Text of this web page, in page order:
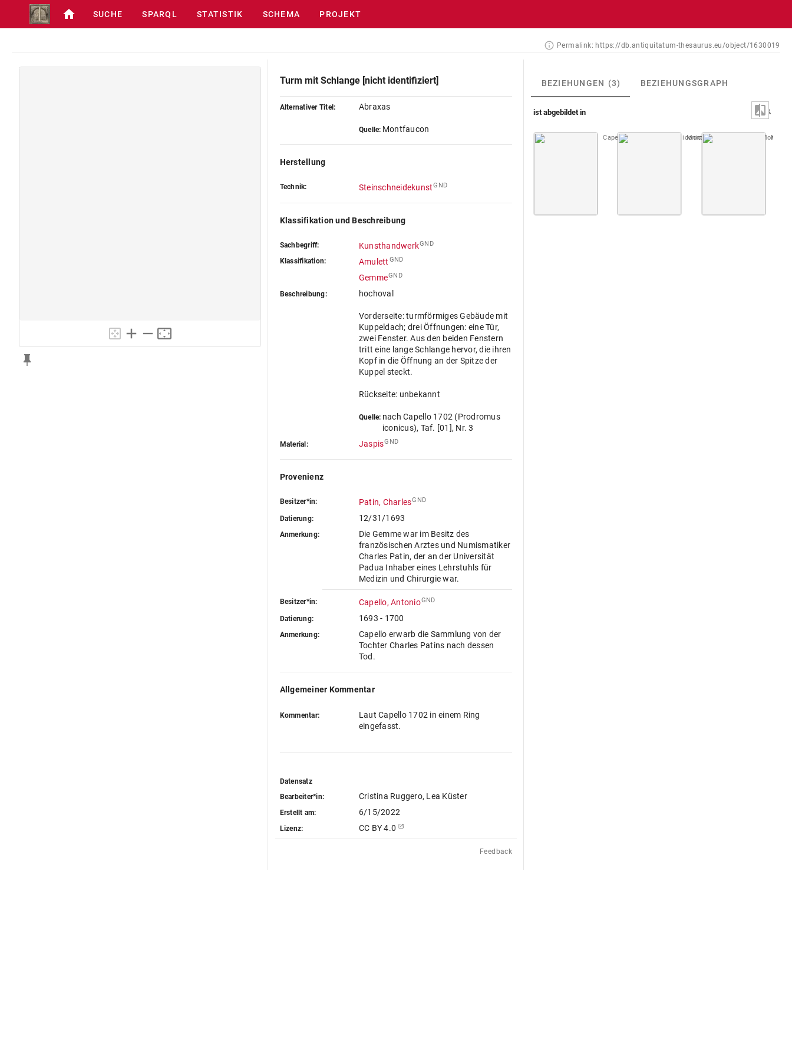
SUCHE SPARQL STATISTIK SCHEMA PROJEKT
Permalink: https://db.antiquitatum-thesaurus.eu/object/1630019
Turm mit Schlange [nicht identifiziert]
Alternativer Titel: Abraxas
Quelle: Montfaucon
Herstellung
Technik: SteinschneidekunstGND
Klassifikation und Beschreibung
Sachbegriff: KunsthandwerkGND
Klassifikation: Amulett GND
GemmeGND
Beschreibung: hochoval
Vorderseite: turmförmiges Gebäude mit
Kuppeldach; drei Öffnungen: eine Tür,
zwei Fenster. Aus den beiden Fenstern
tritt eine lange Schlange hervor, die ihren
Kopf in die Öffnung an der Spitze der
Kuppel steckt.
Rückseite: unbekannt
Quelle: nach Capello 1702 (Prodromus
iconicus), Taf. [01], Nr. 3
Material: JaspisGND
Provenienz
Besitzer*in: Patin, CharlesGND
Datierung: 12/31/1693
Anmerkung:
Die Gemme war im Besitz des
französischen Arztes und Numismatiker
Charles Patin, der an der Universität
Padua Inhaber eines Lehrstuhls für
Medizin und Chirurgie war.
Besitzer*in: Capello, AntonioGND
Datierung: 1693 - 1700
Anmerkung:
Capello erwarb die Sammlung von der
Tochter Charles Patins nach dessen
Tod.
Allgemeiner Kommentar
Kommentar:
Laut Capello 1702 in einem Ring
eingefasst.
Datensatz
Bearbeiter*in:
Cristina Ruggero, Lea Küster
Erstellt am: 6/15/2022
Lizenz: CC BY 4.0
Feedback
BEZIEHUNGEN (3) BEZIEHUNGSGRAPH
ist abgebildet in
Capello 1702 (Prodromus iconicus)Montfaucon, Papiers de